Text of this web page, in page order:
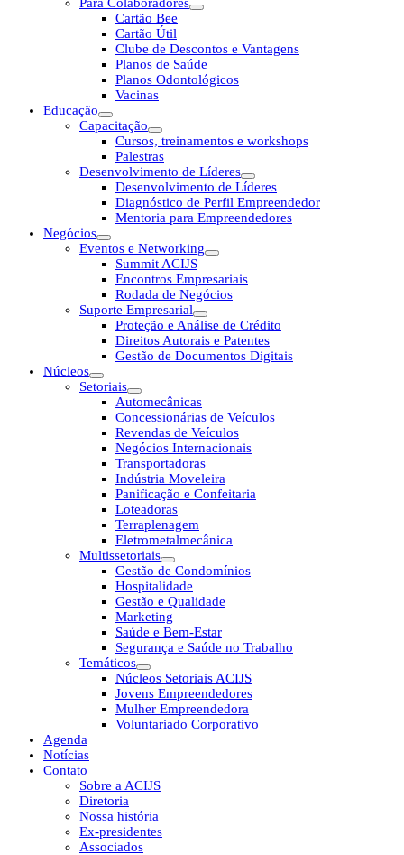
Cartão Bee
Cartão Útil
Clube de Descontos e Vantagens
Planos de Saúde
Planos Odontológicos
Vacinas
Educação
Capacitação
Cursos, treinamentos e workshops
Palestras
Desenvolvimento de Líderes
Desenvolvimento de Líderes
Diagnóstico de Perfil Empreendedor
Mentoria para Empreendedores
Negócios
Eventos e Networking
Summit ACIJS
Encontros Empresariais
Rodada de Negócios
Suporte Empresarial
Proteção e Análise de Crédito
Direitos Autorais e Patentes
Gestão de Documentos Digitais
Núcleos
Setoriais
Automecânicas
Concessionárias de Veículos
Revendas de Veículos
Negócios Internacionais
Transportadoras
Indústria Moveleira
Panificação e Confeitaria
Loteadoras
Terraplenagem
Eletrometalmecânica
Multissetoriais
Gestão de Condomínios
Hospitalidade
Gestão e Qualidade
Marketing
Saúde e Bem-Estar
Segurança e Saúde no Trabalho
Temáticos
Núcleos Setoriais ACIJS
Jovens Empreendedores
Mulher Empreendedora
Voluntariado Corporativo
Agenda
Notícias
Contato
Sobre a ACIJS
Diretoria
Nossa história
Ex-presidentes
Associados